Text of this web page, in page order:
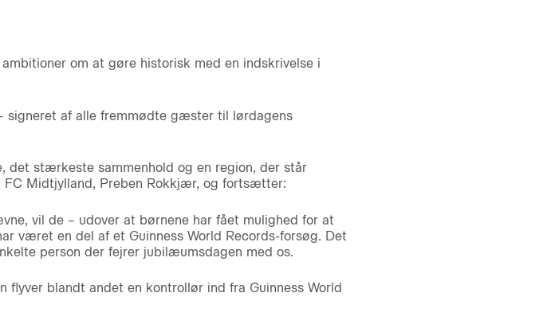
om at gøre historisk med en indskrivelse i
af alle fremmødte gæster til lørdagens
det stærkeste sammenhold og en region, der står
Midtjylland, Preben Rokkjær, og fortsætter:
vil de – udover at børnene har fået mulighed for at
været en del af et Guinness World Records-forsøg. Det
person der fejrer jubilæumsdagen med os.
blandt andet en kontrollør ind fra Guinness World